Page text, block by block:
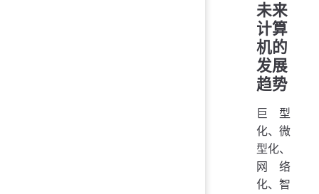
未来
计算
机的
发展
趋势
巨型
化、微
型化、
网络
化、智